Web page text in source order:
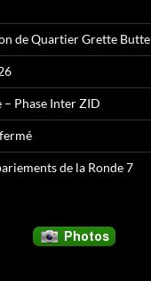
de Quartier Grette Butte
Phase Inter ZID
de la Ronde 7